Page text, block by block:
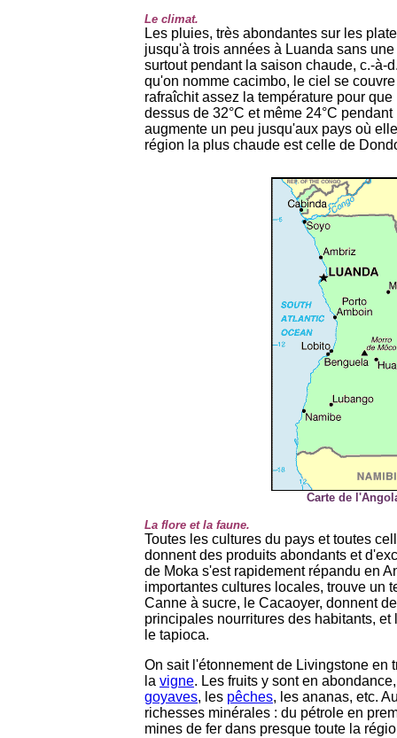
Le climat.
Les pluies, très abondantes sur les
jusqu'à trois années à Luanda sans
surtout pendant la saison chaude, c.-à-
qu'on nomme cacimbo, le ciel se
rafraîchit assez la température pour
dessus de 32°C et même 24°C
augmente un peu jusqu'aux pays où
région la plus chaude est celle de
Carte de
La flore et la faune.
Toutes les cultures du pays et toutes
donnent des produits abondants et
de Moka s'est rapidement répandu en
importantes cultures locales, trouve un
Canne à sucre, le Cacaoyer, donnent
principales nourritures des habitants,
le tapioca.
On sait l'étonnement de Livingstone en
la vigne. Les fruits y sont en
goyaves, les pêches, les ananas, etc.
richesses minérales : du pétrole en
mines de fer dans presque toute la